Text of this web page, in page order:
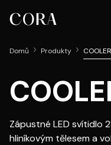
Domů Produkty
Zápustné LED svítidlo
hliníkovým tělesem a